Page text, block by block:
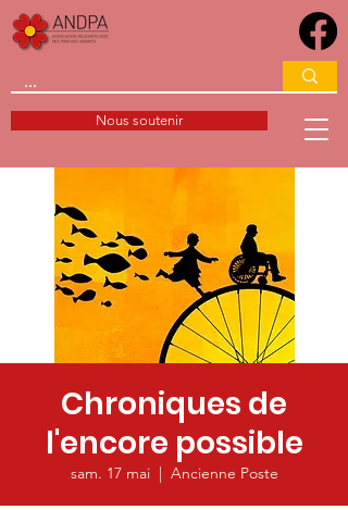
Nous soutenir
Chroniques de
l'encore possible
sam. 17 mai
  |
Ancienne Poste